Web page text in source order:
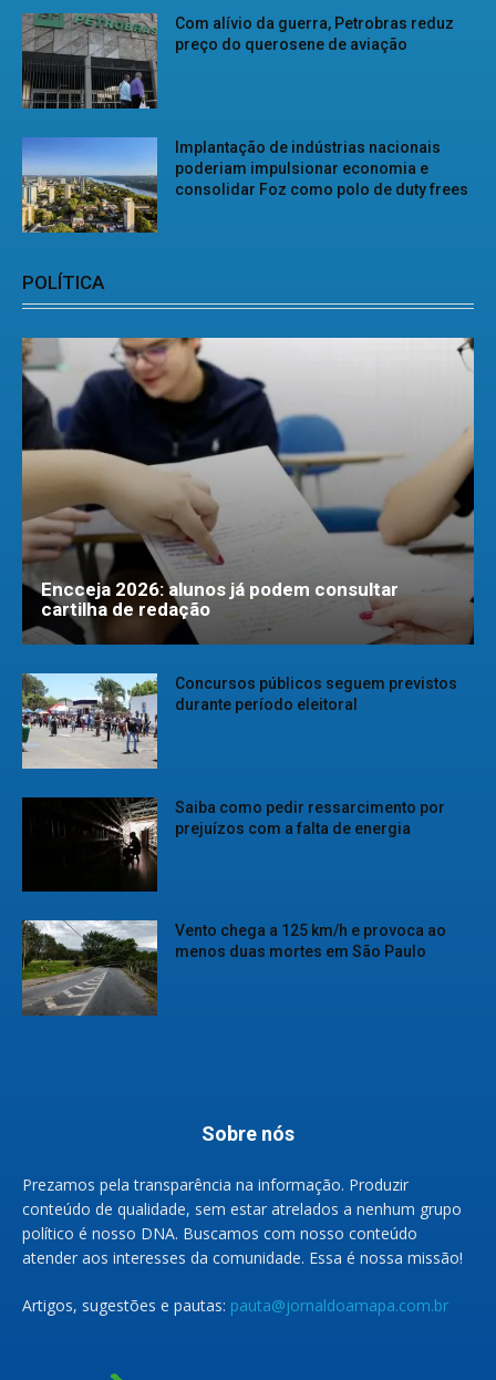
Com alívio da guerra, Petrobras reduz
preço do querosene de aviação
Implantação de indústrias nacionais
poderiam impulsionar economia e
consolidar Foz como polo de duty frees
POLÍTICA
Encceja 2026: alunos já podem consultar
cartilha de redação
Concursos públicos seguem previstos
durante período eleitoral
Saiba como pedir ressarcimento por
prejuízos com a falta de energia
Vento chega a 125 km/h e provoca ao
menos duas mortes em São Paulo
Sobre nós
Prezamos pela transparência na informação. Produzir
conteúdo de qualidade, sem estar atrelados a nenhum grupo
político é nosso DNA. Buscamos com nosso conteúdo
atender aos interesses da comunidade. Essa é nossa missão!
Artigos, sugestões e pautas: pauta@jornaldoamapa.com.br